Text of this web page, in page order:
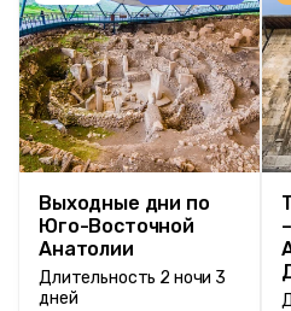
Ценовой диапазон
0TRY
1 ночи 2 дней
1 ночи 2 дней
2 ночи 3 дней
Выходные дни по
Юго-Восточной
Анатолии
Длительность 2 ночи 3
дней